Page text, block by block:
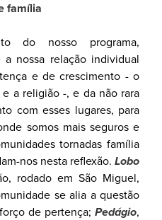
família
do nosso programa,
nossa relação individual
e de crescimento - o
a religião -, e da não rara
com esses lugares, para
somos mais seguros e
tornadas família
nos nesta reflexão. Lobo
rodado em São Miguel,
se alia a questão
de pertença; Pedágio,